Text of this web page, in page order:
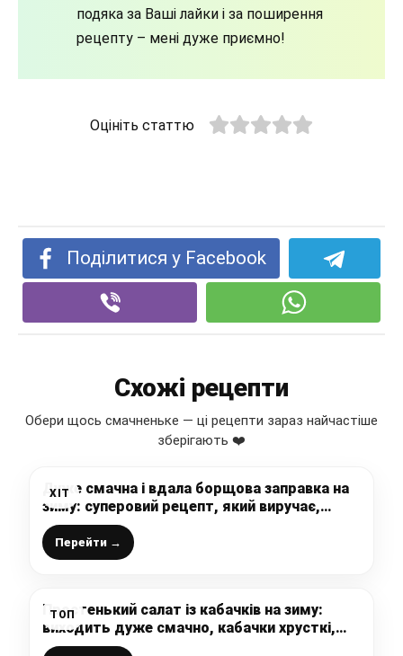
подяка за Ваші лайки і за поширення
рецепту – мені дуже приємно!
Оцініть статтю
Поділитися у Facebook
Схожі рецепти
Обери щось смачненьке — ці рецепти зараз найчастіше
зберігають ❤️
ХІТ
Дуже смачна і вдала борщова заправка на
зиму: суперовий рецепт, який виручає,
взимку борщ насиченого кольору і готую
його за лічені хвилини
Перейти →
ТОП
Простенький салат із кабачків на зиму:
виходить дуже смачно, кабачки хрусткі,
пікантні, з легкою ноткою часнику